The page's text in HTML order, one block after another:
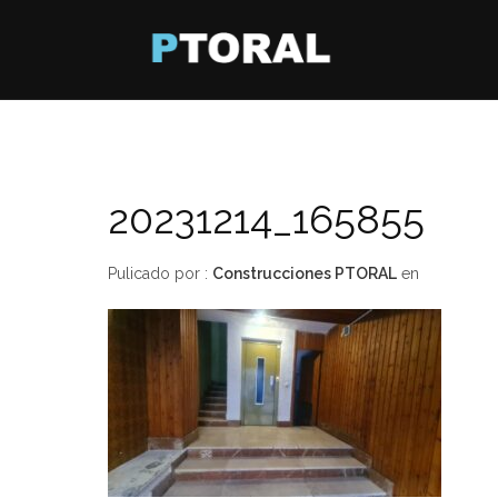
20231214_165855
Pulicado por : Construcciones PTORAL en